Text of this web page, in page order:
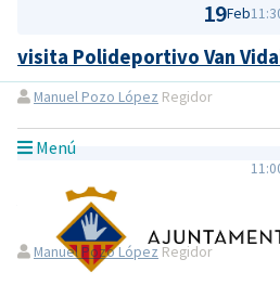
19Feb
visita Polideportivo Van
Manuel Pozo López Regidor
Visita al barri
Manuel Pozo López Regidor
Menú